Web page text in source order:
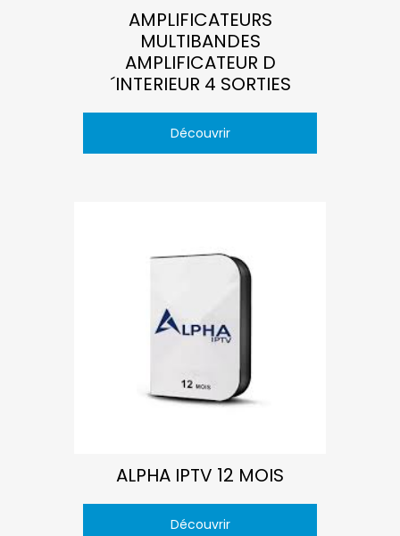
AMPLIFICATEURS
MULTIBANDES
AMPLIFICATEUR D
´INTERIEUR 4 SORTIES
Découvrir
ALPHA IPTV 12 MOIS
Découvrir